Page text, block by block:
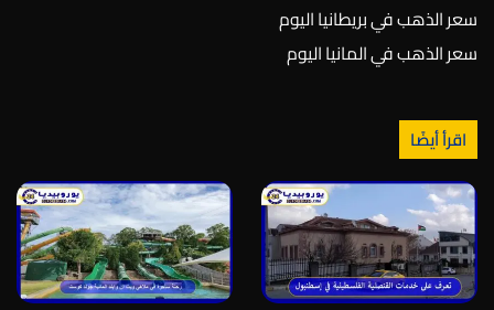
سعر الذهب في بريطانيا اليوم
سعر الذهب في المانيا اليوم
اقرأ أيضًا